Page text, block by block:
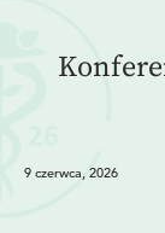
9 czerwca, 2026